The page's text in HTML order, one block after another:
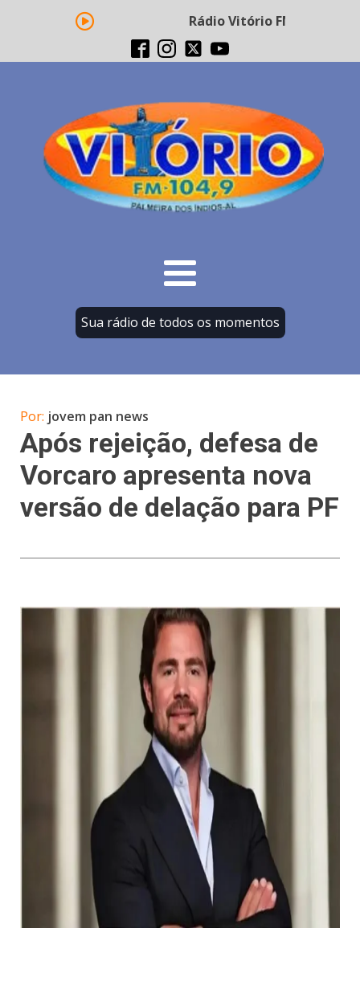
Rádio Vitório FM -
Sua rádio de todos os momentos
Por: jovem pan news
Após rejeição, defesa de
Vorcaro apresenta nova
versão de delação para PF